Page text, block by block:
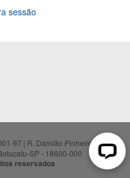
sessão
97 | R. Damião Pinheiro
SP - 18600-000
reservados